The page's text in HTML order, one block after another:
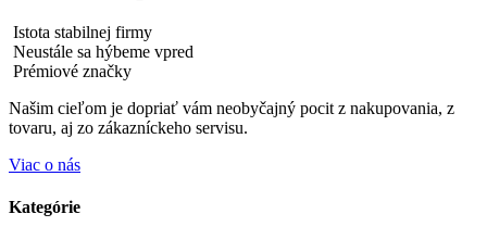
Istota stabilnej firmy
Neustále sa hýbeme vpred
Prémiové značky
Našim cieľom je dopriať vám neobyčajný pocit z nakupovania, z
tovaru, aj zo zákazníckeho servisu.
Viac o nás
Kategórie